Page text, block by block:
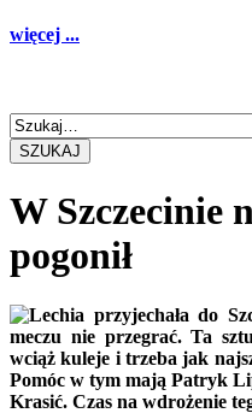
więcej ...
SZUKAJ
W Szczecinie
pogonił
Lechia przyjechała do
meczu nie przegrać. Ta
wciąż kuleje i trzeba jak
Pomóc w tym mają Patryk
Krasić. Czas na wdrożenie